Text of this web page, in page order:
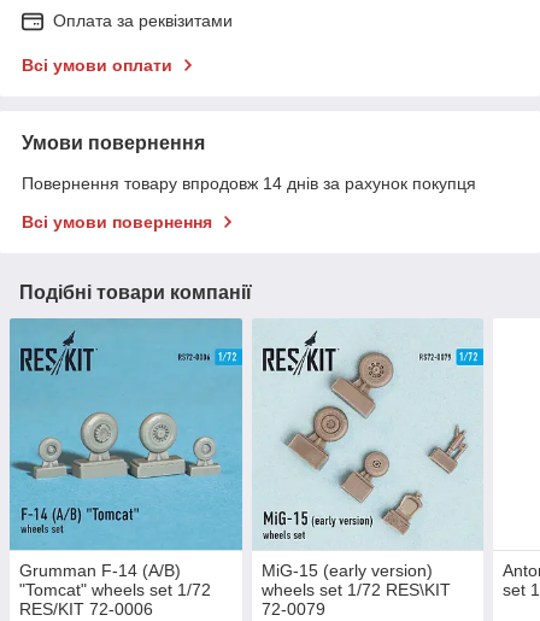
Оплата за реквізитами
Всі умови оплати
Умови повернення
Повернення товару впродовж 14 днів за рахунок покупця
Всі умови повернення
Подібні товари компанії
Grumman F-14 (A/B)
"Tomcat" wheels set 1/72
RES/KIT 72-0006
MiG-15 (early version)
wheels set 1/72 RES\KIT
72-0079
set